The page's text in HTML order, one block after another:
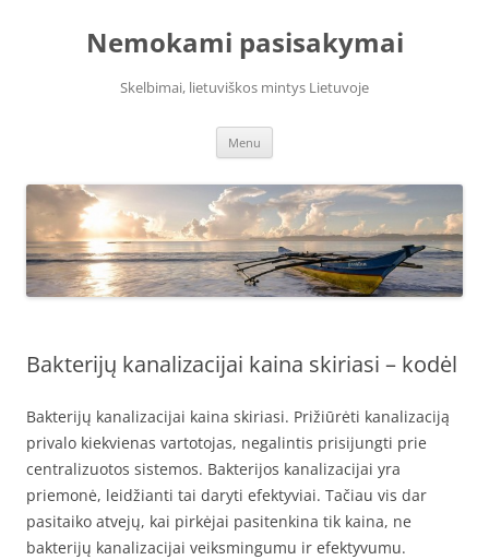
Nemokami pasisakymai
Skelbimai, lietuviškos mintys Lietuvoje
Menu
Bakterijų kanalizacijai kaina skiriasi – kodėl
Bakterijų kanalizacijai kaina skiriasi. Prižiūrėti kanalizaciją
privalo kiekvienas vartotojas, negalintis prisijungti prie
centralizuotos sistemos. Bakterijos kanalizacijai yra
priemonė, leidžianti tai daryti efektyviai. Tačiau vis dar
pasitaiko atvejų, kai pirkėjai pasitenkina tik kaina, ne
bakterijų kanalizacijai veiksmingumu ir efektyvumu.